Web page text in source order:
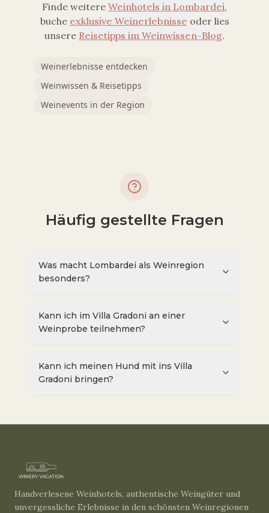
Finde weitere Weinhotels in Lombardei,
buche exklusive Weinerlebnisse oder lies
unsere Reisetipps im Weinwissen-Blog.
Weinerlebnisse entdecken
Weinwissen & Reisetipps
Weinevents in der Region
Häufig gestellte Fragen
Was macht Lombardei als Weinregion
besonders?
Kann ich im Villa Gradoni an einer
Weinprobe teilnehmen?
Kann ich meinen Hund mit ins Villa
Gradoni bringen?
Handverlesene Weinhotels, authentische Weingüter und
unvergessliche Erlebnisse in den schönsten Weinregionen